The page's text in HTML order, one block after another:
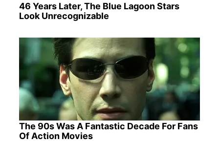
46 Years Later, The Blue Lagoon Stars
Look Unrecognizable
The 90s Was A Fantastic Decade For Fans
Of Action Movies